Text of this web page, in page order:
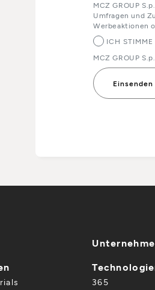
MCZ GROUP
Umfragen und
Werbeaktionen
ICH STIMME
MCZ GROUP
365